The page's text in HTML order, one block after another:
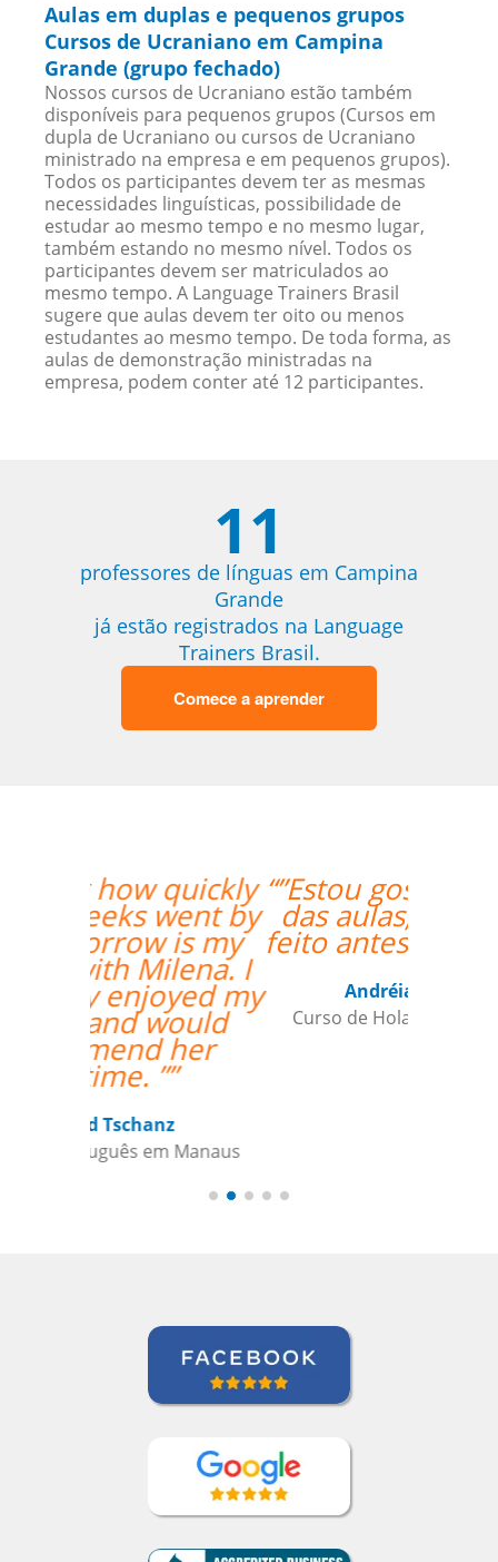
Aulas em duplas e pequenos grupos
Cursos de Ucraniano em Campina
Grande (grupo fechado)
Nossos cursos de Ucraniano estão também
disponíveis para pequenos grupos (Cursos em
dupla de Ucraniano ou cursos de Ucraniano
ministrado na empresa e em pequenos grupos).
Todos os participantes devem ter as mesmas
necessidades linguísticas, possibilidade de
estudar ao mesmo tempo e no mesmo lugar,
também estando no mesmo nível. Todos os
participantes devem ser matriculados ao
mesmo tempo. A Language Trainers Brasil
sugere que aulas devem ter oito ou menos
estudantes ao mesmo tempo. De toda forma, as
aulas de demonstração ministradas na
empresa, podem conter até 12 participantes.
11
professores de línguas em Campina
Grande
já estão registrados na Language
Trainers Brasil.
Comece a aprender
“”Estou gostando muito
das aulas, deveria ter
feito antes via online!!””
Andréia van Halst
Curso de Holandês em Curitiba